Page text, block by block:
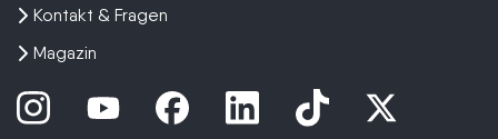
Kontakt & Fragen
Magazin